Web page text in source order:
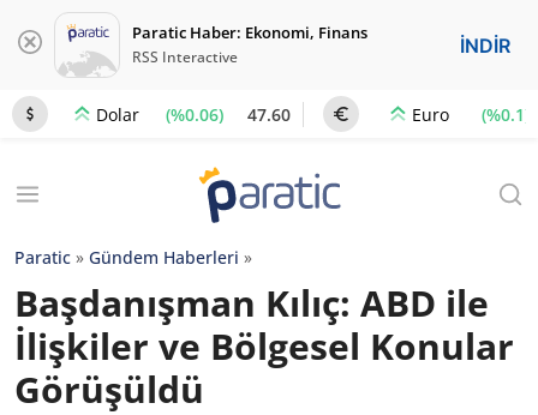
Paratic Haber: Ekonomi, Finans
RSS Interactive İNDİR
Dolar (%0.06) 47.60 Euro (%0.1)
Paratic » Gündem Haberleri »
Başdanışman Kılıç: ABD ile
İlişkiler ve Bölgesel Konular
Görüşüldü